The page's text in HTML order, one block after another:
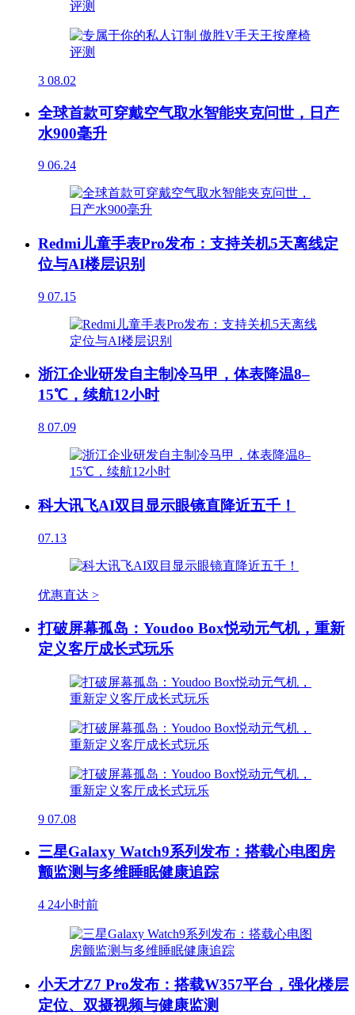
3 08.02
全球首款可穿戴空气取水智能夹克问世，日产
水900毫升
9 06.24
Redmi儿童手表Pro发布：支持关机5天离线定
位与AI楼层识别
9 07.15
浙江企业研发自主制冷马甲，体表降温8–
15℃，续航12小时
8 07.09
科大讯飞AI双目显示眼镜直降近五千！
07.13
优惠直达 >
打破屏幕孤岛：Youdoo Box悦动元气机，重新
定义客厅成长式玩乐
9 07.08
三星Galaxy Watch9系列发布：搭载心电图房
颤监测与多维睡眠健康追踪
4 24小时前
小天才Z7 Pro发布：搭载W357平台，强化楼层
定位、双摄视频与健康监测